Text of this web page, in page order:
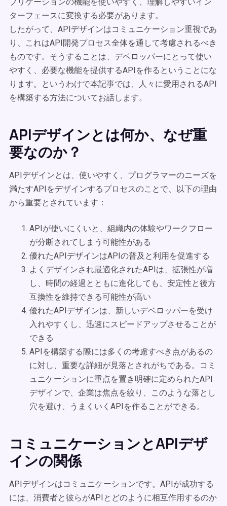
ターフェースに変換する必要があります。
したがって、APIデザインはコミュニケーション重視であ
り、これはAPI開発プロセス全体を通して考慮されるべき
ものです。そうすることは、デベロッパーにとって使い
やすく、必要な機能を提供するAPIを作るということにな
ります。というわけで本記事では、人々に愛用されるAPI
を構築する方法についてお話します。
APIデザインとは何か、なぜ重
要なのか？
APIデザインとは、使いやすく、プログラマーのニーズを
満たすAPIをデザインするプロセスのことで、以下の理由
から重要とされています：
APIが使いにくいと、組織内の体験やワークフロー
が分断されてしまう可能性がある
優れたAPIデザインはAPIの普及と利用を促進する
よくデザインされ最適化されたAPIは、拡張性が増
し、時間の経過とともに進化しても、安定性と後方
互換性を維持できる可能性が高い
優れたAPIデザインは、新しいデベロッパーを受け
入れやすくし、迅速にスピードアップさせることが
できる
APIを構築する際には多くの考慮すべき点があるの
に対し、重要な詳細が見落とされがちである。コミ
ュニケーションに重点を置き明確に定められたAPI
デザインで、企業は焦点を絞り、このような落とし
穴を避け、うまくいくAPIを作ることができる。
コミュニケーションとAPIデザ
インの関係
APIデザインはコミュニケーションです。APIが成功する
には、消費者と彼らがAPIとどのように相互作用するのか